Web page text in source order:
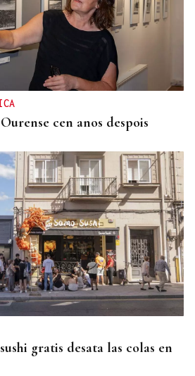
cen anos despois
gratis desata las colas en